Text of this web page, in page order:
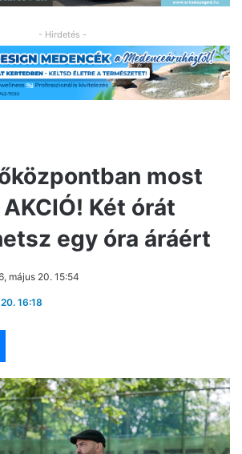
- Hirdetés -
most
Két órát
egy óra áráért
május 20. 15:54
16:18